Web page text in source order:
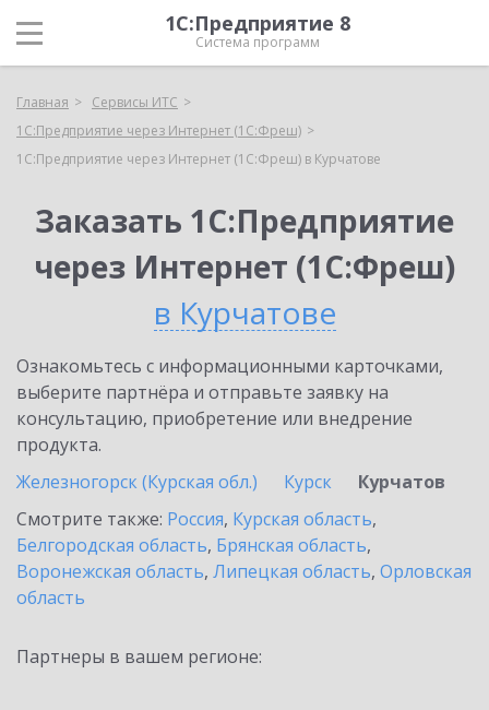
1С:Предприятие 8
Система программ
Главная
Сервисы ИТС
1С:Предприятие через Интернет (1С:Фреш)
1С:Предприятие через Интернет (1С:Фреш) в Курчатове
Заказать 1С:Предприятие
через Интернет (1С:Фреш)
в Курчатове
Ознакомьтесь с информационными карточками,
выберите партнёра и отправьте заявку на
консультацию, приобретение или внедрение
продукта.
Железногорск (Курская обл.)
Курск
Курчатов
Смотрите также: Россия, Курская область,
Белгородская область, Брянская область,
Воронежская область, Липецкая область, Орловская
область
Партнеры в вашем регионе: